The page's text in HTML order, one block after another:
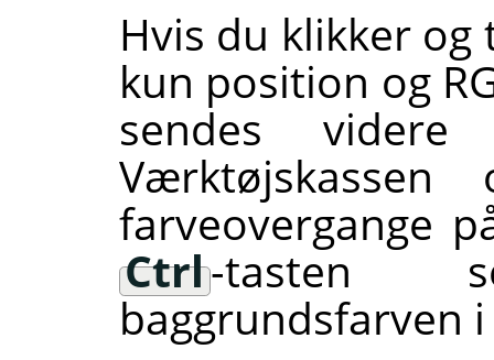
Hvis du klikker
kun position og
sendes
farveovergange
Ctrl-tasten
baggrundsfarven